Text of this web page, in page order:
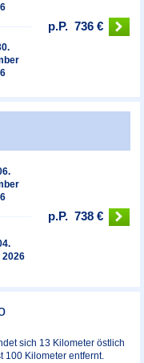
p.P. 736 €
2026
p.P. 738 €
sich 13 Kilometer östlich
100 Kilometer entfernt.